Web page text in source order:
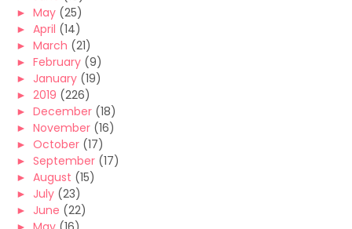
► May (25)
► April (14)
► March (21)
► February (9)
► January (19)
► 2019 (226)
► December (18)
► November (16)
► October (17)
► September (17)
► August (15)
► July (23)
► June (22)